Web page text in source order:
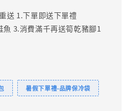
送 1.下單即送下單禮
3.消費滿千再送筍乾豬腳1
暑假下單禮-品牌保冷袋